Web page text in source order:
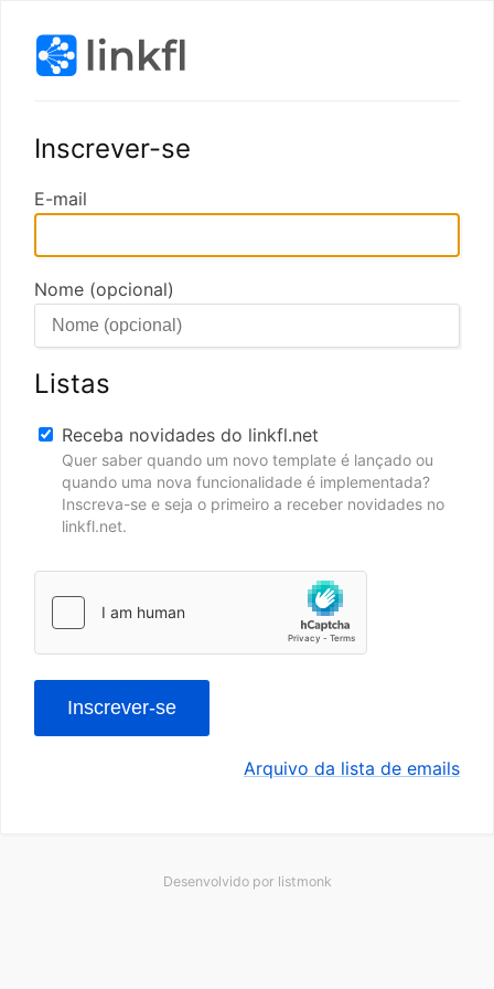
Inscrever-se
E-mail
Nome (opcional)
Listas
Receba novidades do linkfl.net
Quer saber quando um novo template é lançado ou
quando uma nova funcionalidade é implementada?
Inscreva-se e seja o primeiro a receber novidades no
linkfl.net.
Inscrever-se
Arquivo da lista de emails
Desenvolvido por listmonk